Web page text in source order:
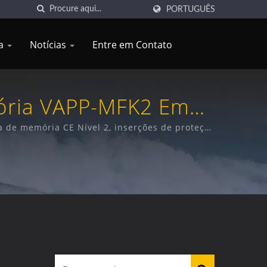
PORTUGUÊS
Notícias Entre em Contato
VAPP-MFK2 Em
Segmentado E
EN 1621-1 Nível 2. |
Confiável Para
memória CE Nível 2, inserções de proteção
neoprene para várias aplicações